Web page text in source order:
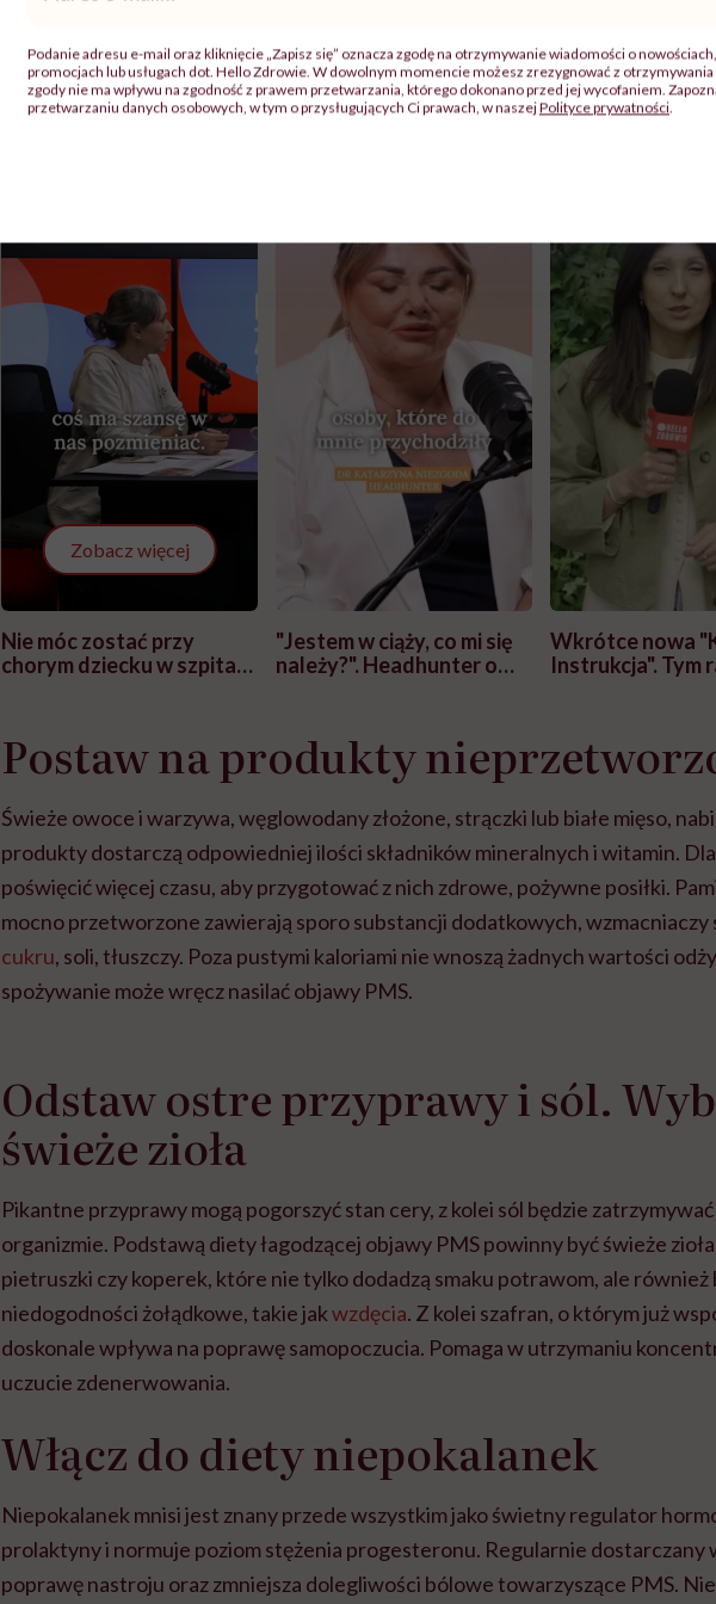
Rolki
Zobacz więcej
Nie móc zostać przy
chorym dziecku w szpitalu
głupota i brak wyobraźni"
"Jestem w ciąży, co mi się
należy?". Headhunter o
pracy
Wkrótce nowa
Instrukcja". Tym
Postaw na produkty
Świeże owoce i warzywa, węglowodany złożone, strączki lub białe mięso,
produkty dostarczą odpowiedniej ilości składników mineralnych i witamin.
poświęcić więcej czasu, aby przygotować z nich zdrowe, pożywne posiłki.
mocno przetworzone zawierają sporo substancji dodatkowych, wzmacniaczy
cukru, soli, tłuszczy. Poza pustymi kaloriami nie wnoszą żadnych wartości
spożywanie może wręcz nasilać objawy PMS.
Odstaw ostre przyprawy i sól.
świeże zioła
Pikantne przyprawy mogą pogorszyć stan cery, z kolei sól będzie
organizmie. Podstawą diety łagodzącej objawy PMS powinny być świeże
pietruszki czy koperek, które nie tylko dodadzą smaku potrawom, ale również
niedogodności żołądkowe, takie jakwzdęcia. Z kolei szafran, o którym już
doskonale wpływa na poprawę samopoczucia. Pomaga w utrzymaniu
uczucie zdenerwowania.
Włącz do diety niepokalanek
Niepokalanek mnisi jest znany przede wszystkim jako świetny regulator
prolaktyny i normuje poziom stężenia progesteronu. Regularnie dostarczany
poprawę nastroju oraz zmniejsza dolegliwości bólowe towarzyszące PMS.
mail*
Podanie adresu e-mail oraz kliknięcie „Zapisz się” oznacza zgodę na otrzymywanie wiadomości o
promocjach lub usługach dot. Hello Zdrowie. W dowolnym momencie możesz zrezygnować z
zgody nie ma wpływu na zgodność z prawem przetwarzania, którego dokonano przed jej wycofaniem.
przetwarzaniu danych osobowych, w tym o przysługujących Ci prawach, w naszejPolityce prywatności.